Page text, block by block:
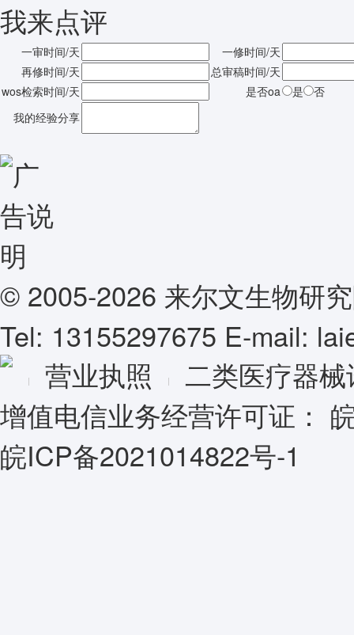
我来点评
一审时间/天
一修时间/天
再修时间/天
总审稿时间/天
wos检索时间/天
是否oa 是
否
我的经验分享
© 2005-2026 来尔文生物研
Tel: 13155297675 E-mail:
营业执照
二类医疗器
增值电信业务经营许可证：
皖ICP备2021014822号-1